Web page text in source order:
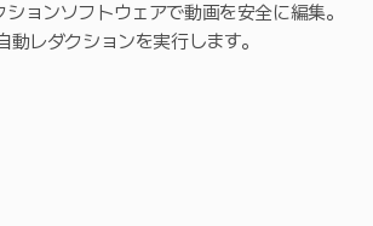
ョンソフトウェアで動画を安全に編集。
動レダクションを実行します。